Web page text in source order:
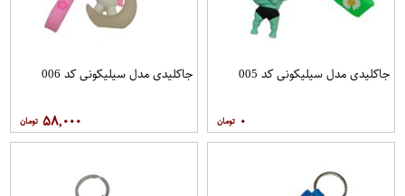
جاکلیدی مدل سیلیکونی کد 005
۰
جاکلیدی مدل سیلیکونی کد 006
۵۸,۰۰۰